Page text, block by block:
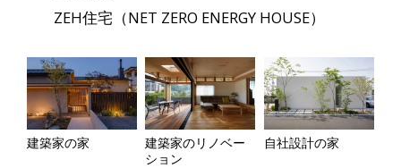
ZEH住宅（NET ZERO ENERGY HOUSE）
建築家の家
建築家のリノベー
ション
自社設計の家